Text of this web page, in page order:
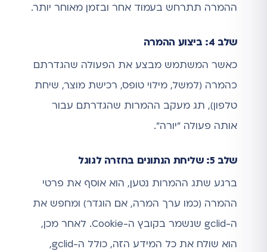
ההמרה תתרחש בעמוד אחר ובזמן מאוחר יותר.
שלב 4: ביצוע ההמרה
כאשר המשתמש מבצע את הפעולה שהגדרתם
כהמרה (למשל, מילוי טופס, רכישת מוצר, שיחת
טלפון), תג מעקב ההמרות שהגדרתם עבור
אותה פעולה "יורה".
שלב 5: שליחת הנתונים בחזרה לגוגל
ברגע שתג ההמרות נטען, הוא אוסף את פרטי
ההמרה (כמו ערך המרה, אם הוגדר) ומחפש את
ה-gclid שנשמר בקובץ ה-Cookie. לאחר מכן,
הוא שולח את כל המידע הזה, כולל ה-gclid,